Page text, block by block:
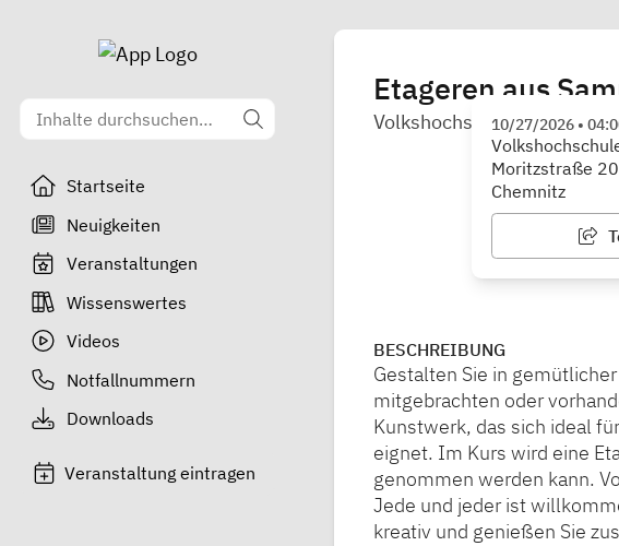
Startseite
Neuigkeiten
Veranstaltungen
Wissenswertes
Videos
Notfallnummern
Downloads
Veranstaltung eintragen
Etageren aus
Volkshochschule Chemnitz
10/27/2026 •
Moritzstraße 20
Chemnitz
BESCHREIBUNG
Gestalten Sie in
mitgebrachten oder
Kunstwerk, das sich ideal
eignet. Im Kurs wird eine
genommen werden kann.
Jede und jeder ist
kreativ und genießen Sie